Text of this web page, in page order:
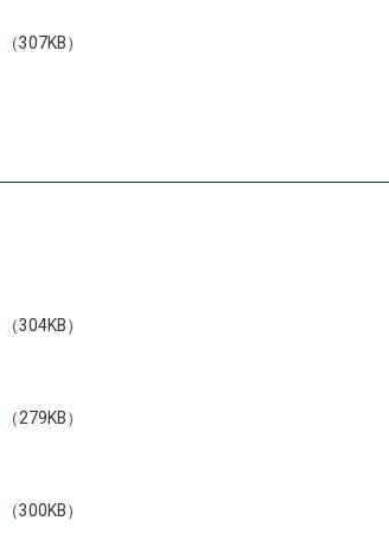
（307KB）
（304KB）
（279KB）
（300KB）